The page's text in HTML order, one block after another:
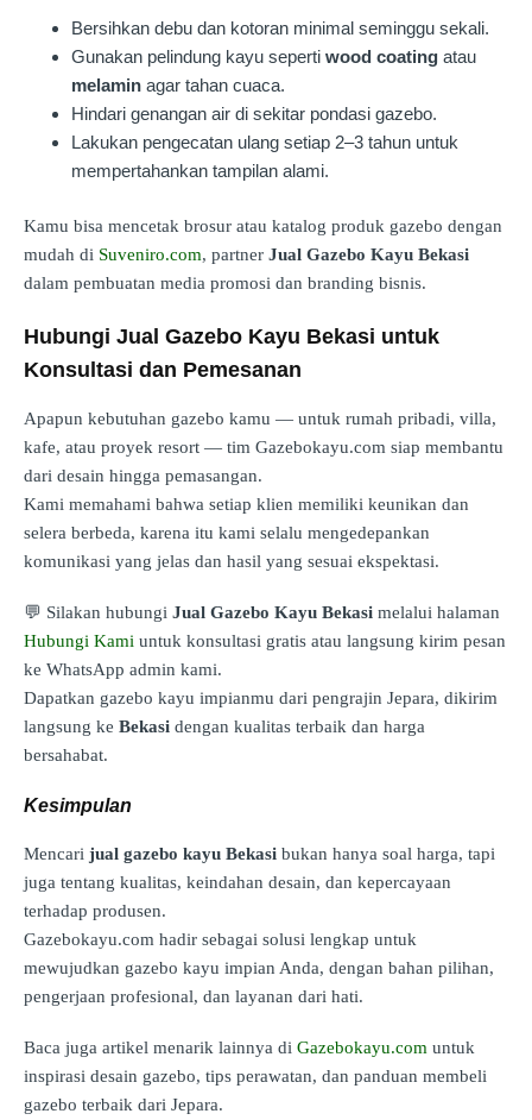
Bersihkan debu dan kotoran minimal seminggu sekali.
Gunakan pelindung kayu seperti wood coating atau
melamin agar tahan cuaca.
Hindari genangan air di sekitar pondasi gazebo.
Lakukan pengecatan ulang setiap 2–3 tahun untuk
mempertahankan tampilan alami.
Kamu bisa mencetak brosur atau katalog produk gazebo dengan
mudah di Suveniro.com, partner Jual Gazebo Kayu Bekasi
dalam pembuatan media promosi dan branding bisnis.
Hubungi Jual Gazebo Kayu Bekasi untuk
Konsultasi dan Pemesanan
Apapun kebutuhan gazebo kamu — untuk rumah pribadi, villa,
kafe, atau proyek resort — tim Gazebokayu.com siap membantu
dari desain hingga pemasangan.
Kami memahami bahwa setiap klien memiliki keunikan dan
selera berbeda, karena itu kami selalu mengedepankan
komunikasi yang jelas dan hasil yang sesuai ekspektasi.
💬 Silakan hubungi Jual Gazebo Kayu Bekasi melalui halaman
Hubungi Kami untuk konsultasi gratis atau langsung kirim pesan
ke WhatsApp admin kami.
Dapatkan gazebo kayu impianmu dari pengrajin Jepara, dikirim
langsung ke Bekasi dengan kualitas terbaik dan harga
bersahabat.
Kesimpulan
Mencari jual gazebo kayu Bekasi bukan hanya soal harga, tapi
juga tentang kualitas, keindahan desain, dan kepercayaan
terhadap produsen.
Gazebokayu.com hadir sebagai solusi lengkap untuk
mewujudkan gazebo kayu impian Anda, dengan bahan pilihan,
pengerjaan profesional, dan layanan dari hati.
Baca juga artikel menarik lainnya di Gazebokayu.com untuk
inspirasi desain gazebo, tips perawatan, dan panduan membeli
gazebo terbaik dari Jepara.